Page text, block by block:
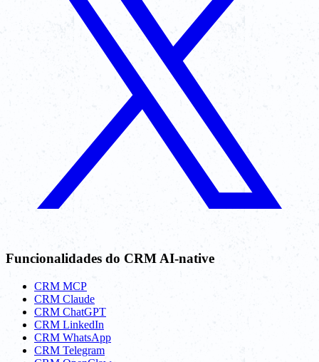
Funcionalidades do CRM AI-native
CRM MCP
CRM Claude
CRM ChatGPT
CRM LinkedIn
CRM WhatsApp
CRM Telegram